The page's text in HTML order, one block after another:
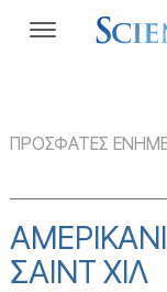
ΠΡΟΣΦΑΤΕΣ
ΣΑΙΝΤ ΧΙΛ